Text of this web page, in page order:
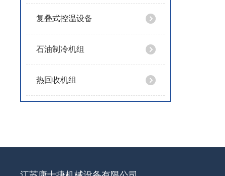
复叠式控温设备
石油制冷机组
热回收机组